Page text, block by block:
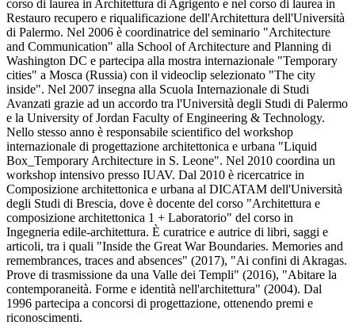
corso di laurea in Architettura di Agrigento e nel corso di laurea in
Restauro recupero e riqualificazione dell'Architettura dell'Università
di Palermo. Nel 2006 è coordinatrice del seminario "Architecture
and Communication" alla School of Architecture and Planning di
Washington DC e partecipa alla mostra internazionale "Temporary
cities" a Mosca (Russia) con il videoclip selezionato "The city
inside". Nel 2007 insegna alla Scuola Internazionale di Studi
Avanzati grazie ad un accordo tra l'Università degli Studi di Palermo
e la University of Jordan Faculty of Engineering & Technology.
Nello stesso anno è responsabile scientifico del workshop
internazionale di progettazione architettonica e urbana "Liquid
Box_Temporary Architecture in S. Leone". Nel 2010 coordina un
workshop intensivo presso IUAV. Dal 2010 è ricercatrice in
Composizione architettonica e urbana al DICATAM dell'Università
degli Studi di Brescia, dove è docente del corso "Architettura e
composizione architettonica 1 + Laboratorio" del corso in
Ingegneria edile-architettura. È curatrice e autrice di libri, saggi e
articoli, tra i quali "Inside the Great War Boundaries. Memories and
remembrances, traces and absences" (2017), "Ai confini di Akragas.
Prove di trasmissione da una Valle dei Templi" (2016), "Abitare la
contemporaneità. Forme e identità nell'architettura" (2004). Dal
1996 partecipa a concorsi di progettazione, ottenendo premi e
riconoscimenti.